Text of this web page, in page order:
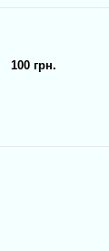
100 грн.